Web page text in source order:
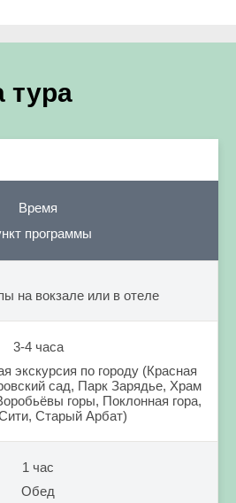
тура
Время
программы
на вокзале или в отеле
3-4 часа
экскурсия по городу (Красная
сад, Парк Зарядье, Храм
горы, Поклонная гора,
Старый Арбат)
1 час
Обед